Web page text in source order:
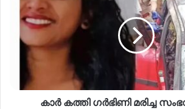
കാർ കത്തി ഗർഭിണി മരിച്ച